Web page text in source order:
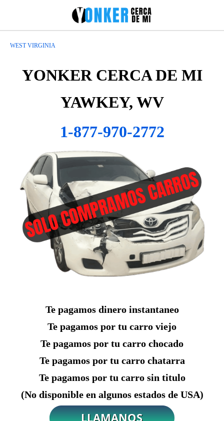
WEST VIRGINIA
YONKER CERCA DE MI
YAWKEY, WV
1-877-970-2772
Te pagamos dinero instantaneo
Te pagamos por tu carro viejo
Te pagamos por tu carro chocado
Te pagamos por tu carro chatarra
Te pagamos por tu carro sin titulo
(No disponible en algunos estados de USA)